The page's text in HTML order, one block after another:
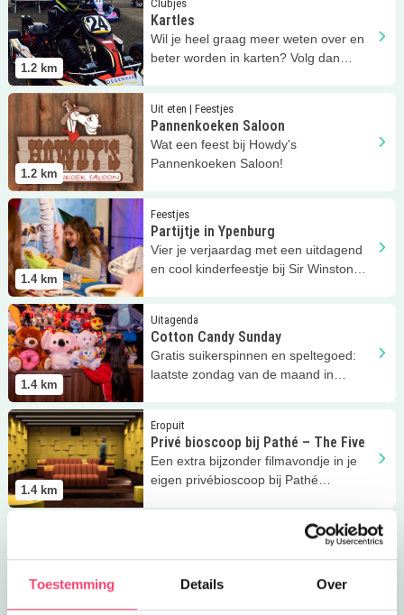
Toestemming Details Over
1.2 km
Clubjes
Kartles
Wil je heel graag meer weten over en
beter worden in karten? Volg dan
1.2 km
Uit eten | Feestjes
Pannenkoeken Saloon
Wat een feest bij Howdy's
Pannenkoeken Saloon!
Lees meer Pannenkoeken Saloon
1.4 km
Feestjes
Partijtje in Ypenburg
Vier je verjaardag met een uitdagend
en cool kinderfeestje bij Sir Winston
Lees meer Partijtje in Ypenburg
1.4 km
Uitagenda
Cotton Candy Sunday
Gratis suikerspinnen en speltegoed:
laatste zondag van de maand in
Lees meer Cotton Candy Sunday
1.4 km
Eropuit
Privé bioscoop bij Pathé – The Five
Een extra bijzonder filmavondje in je
eigen privébioscoop bij Pathé
Lees meer Privé bioscoop bij Pathé – The Five
voor je partijtje bij de Smulhoeve!